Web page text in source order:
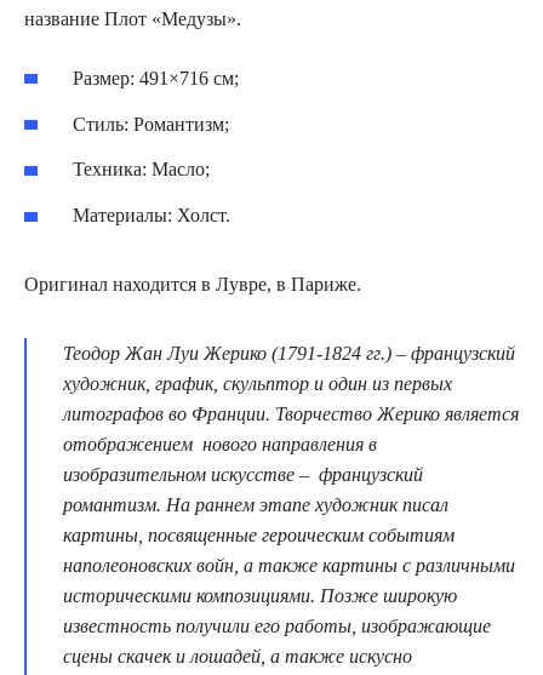
название Плот «Медузы».
Размер: 491×716 см;
Стиль: Романтизм;
Техника: Масло;
Материалы: Холст.
Оригинал находится в Лувре, в Париже.
Теодор Жан Луи Жерико (1791-1824 гг.) – французский
художник, график, скульптор и один из первых
литографов во Франции. Творчество Жерико является
отображением нового направления в
изобразительном искусстве – французский
романтизм. На раннем этапе художник писал
картины, посвященные героическим событиям
наполеоновских войн, а также картины с различными
историческими композициями. Позже широкую
известность получили его работы, изображающие
сцены скачек и лошадей, а также искусно